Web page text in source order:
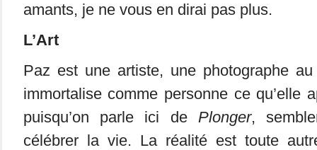
amants, je ne vous en dirai pas plus.
L’Art
Paz est une artiste, une photographe
immortalise comme personne ce qu’elle
puisqu’on parle ici de Plonger,
célébrer la vie. La réalité est toute